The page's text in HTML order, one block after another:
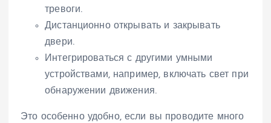
тревоги.
Дистанционно открывать и закрывать
двери.
Интегрироваться с другими умными
устройствами, например, включать свет при
обнаружении движения.
Это особенно удобно, если вы проводите много